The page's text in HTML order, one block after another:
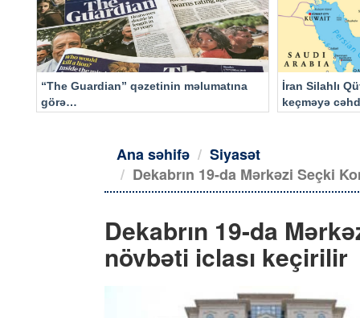
“The Guardian” qəzetinin məlumatına
görə…
İran Silahlı
keçməyə
Ana səhifə
Siyasət
Dekabrın 19-da Mərkəzi Seçki
Dekabrın 19-da
növbəti iclası keçirilir